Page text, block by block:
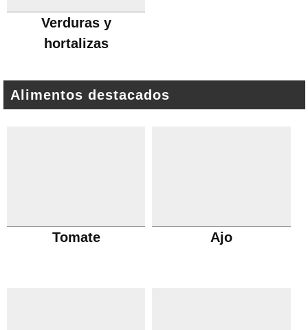
Verduras y
hortalizas
Alimentos destacados
Tomate Ajo